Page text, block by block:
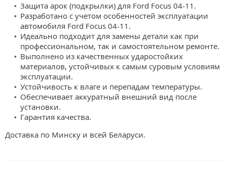
Защита арок (подкрылки) для Ford Focus 04-11.
Разработано с учетом особенностей эксплуатации
автомобиля Ford Focus 04-11.
Идеально подходит для замены детали как при
профессиональном, так и самостоятельном ремонте.
Выполнено из качественных ударостойких
материалов, устойчивых к самым суровым условиям
эксплуатации.
Устойчивость к влаге и перепадам температуры.
Обеспечивает аккуратный внешний вид после
установки.
Гарантия качества.
Доставка по Минску и всей Беларуси.